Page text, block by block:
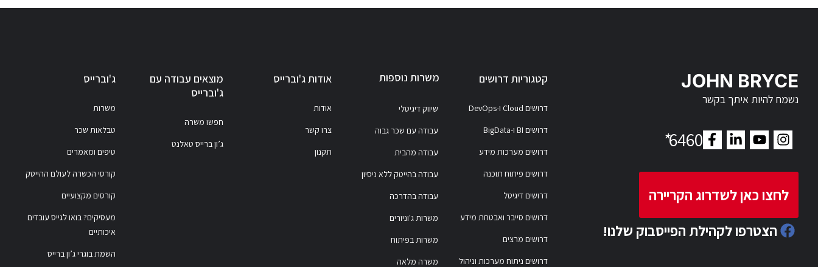
JOHN BRYCE
נשמח להיות איתך בקשר
6460
*
לחצו כאן לשדרוג הקריירה
הצטרפו לקהילת הפייסבוק שלנו!
קטגוריות דרושים
דרושים Cloud ו-DevOps
דרושים BI ו-BigData
דרושים מערכות מידע
דרושים פיתוח תוכנה
דרושים דיגיטל
דרושים סייבר ואבטחת מידע
דרושים מרצים
דרושים ניתוח מערכות וניהול
משרות נוספות
שיווק דיגיטלי
עבודה עם שכר גבוה
עבודה מהבית
עבודה בהייטק ללא ניסיון
עבודה בהדרכה
משרות ג'וניורים
משרות בפיתוח
משרה מלאה
אודות ג'וברייס
אודות
צרו קשר
תקנון
מוצאים עבודה עם
ג'וברייס
חפשו משרה
ג’ון ברייס טאלנט
ג'וברייס
משרות
טבלאות שכר
טיפים ומאמרים
קורסי הכשרה לעולם ההייטק
קורסים מקצועיים
מעסיקים? בואו לגייס עובדים
איכותיים
השמת בוגרי ג’ון ברייס